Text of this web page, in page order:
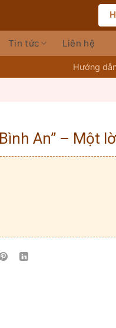
Tin tức Liên hệ
Hướng
An” – Một